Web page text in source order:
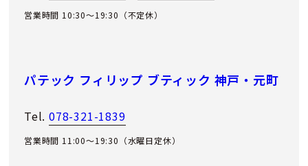
営業時間 10:30～19:30（不定休）
パテック フィリップ ブティック 神戸・元町
Tel. 078-321-1839
営業時間 11:00〜19:30（水曜日定休）